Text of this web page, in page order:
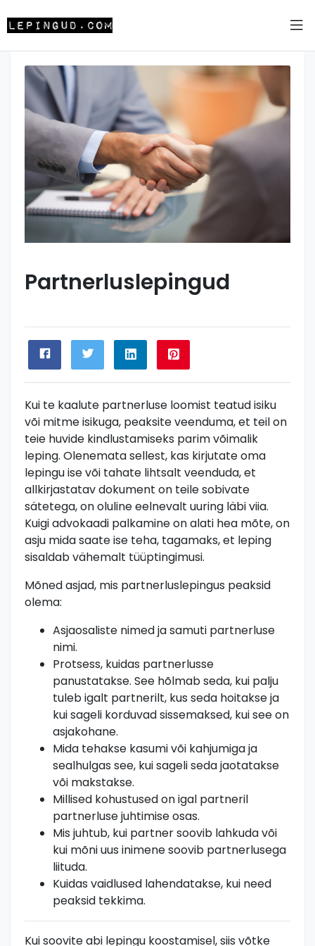
Partnerluslepingud
Kui te kaalute partnerluse loomist teatud isiku
või mitme isikuga, peaksite veenduma, et teil on
teie huvide kindlustamiseks parim võimalik
leping. Olenemata sellest, kas kirjutate oma
lepingu ise või tahate lihtsalt veenduda, et
allkirjastatav dokument on teile sobivate
sätetega, on oluline eelnevalt uuring läbi viia.
Kuigi advokaadi palkamine on alati hea mõte, on
asju mida saate ise teha, tagamaks, et leping
sisaldab vähemalt tüüptingimusi.
Mõned asjad, mis partnerluslepingus peaksid
olema:
Asjaosaliste nimed ja samuti partnerluse
nimi.
Protsess, kuidas partnerlusse
panustatakse. See hõlmab seda, kui palju
tuleb igalt partnerilt, kus seda hoitakse ja
kui sageli korduvad sissemaksed, kui see on
asjakohane.
Mida tehakse kasumi või kahjumiga ja
sealhulgas see, kui sageli seda jaotatakse
või makstakse.
Millised kohustused on igal partneril
partnerluse juhtimise osas.
Mis juhtub, kui partner soovib lahkuda või
kui mõni uus inimene soovib partnerlusega
liituda.
Kuidas vaidlused lahendatakse, kui need
peaksid tekkima.
Kui soovite abi lepingu koostamisel, siis võtke